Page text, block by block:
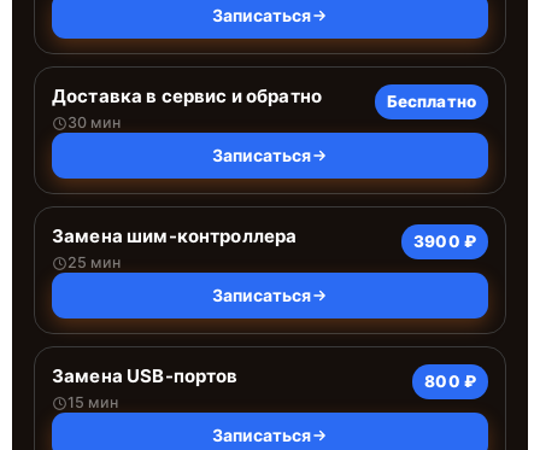
Записаться
Доставка в сервис и обратно
30 мин
Бесплатно
Записаться
Замена шим-контроллера
25 мин
3900 ₽
Записаться
Замена USB-портов
15 мин
800 ₽
Записаться